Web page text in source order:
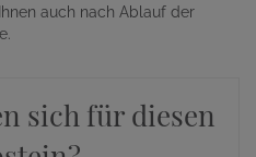
auch nach Ablauf der
sich für diesen